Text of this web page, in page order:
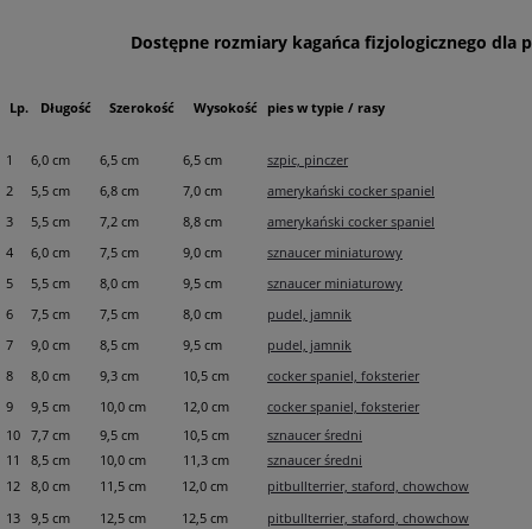
Dostępne rozmiary kagańca fizjologicznego dla
Lp. Długość Szerokość Wysokość pies w typie / rasy
1 6,0 cm 6,5 cm 6,5 cm
szpic, pinczer
2
5,5 cm 6,8 cm 7,0 cm
amerykański cocker spaniel
3
5,5 cm 7,2 cm 8,8 cm
amerykański cocker spaniel
4
6,0 cm 7,5 cm 9,0 cm
sznaucer miniaturowy
5
5,5 cm 8,0 cm 9,5 cm
sznaucer miniaturowy
6
7,5 cm 7,5 cm 8,0 cm
pudel, jamnik
7
9,0 cm 8,5 cm 9,5 cm
pudel, jamnik
8
8,0 cm 9,3 cm 10,5 cm
cocker spaniel, foksterier
9
9,5 cm 10,0 cm 12,0 cm
cocker spaniel, foksterier
10
7,7 cm 9,5 cm 10,5 cm
sznaucer średni
11
8,5 cm 10,0 cm 11,3 cm
sznaucer średni
12
8,0 cm 11,5 cm 12,0 cm
pitbullterrier, staford, chowchow
13
9,5 cm 12,5 cm 12,5 cm
pitbullterrier, staford, chowchow